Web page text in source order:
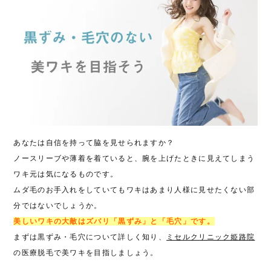
あなたは自信を持って脇を見せられますか？
ノースリーブや薄着を着ていると、腕を上げたときに見えてしまう
ワキ元は気になるものです。
ムダ毛のお手入れをしていてもワキはあまり人様に見せたくない部
分ではないでしょうか。
美しいワキの大敵はズバリ「黒ずみ」と「毛穴」です。
まずは黒ずみ・毛穴について詳しく知り、
ミセルクリニック姫路院
の医療脱毛で美ワキを目指しましょう。